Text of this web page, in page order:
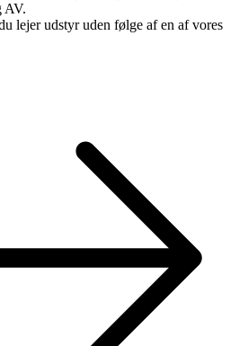
AV.
lejer udstyr uden følge af en af vores